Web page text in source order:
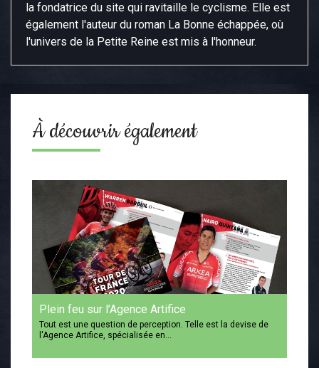
la fondatrice du site qui ravitaille le cyclisme. Elle est
également l'auteur du roman La Bonne échappée, où
l'univers de la Petite Reine est mis à l'honneur.
À découvrir également
Plein feu sur l’Agence Artifice
Tout est une question de perception. Telle est la devise de
l'Agence Artifice, spécialisée en…